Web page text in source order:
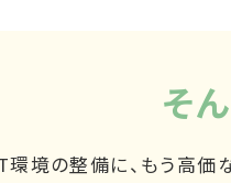
そ
環境の整備に、もう高価